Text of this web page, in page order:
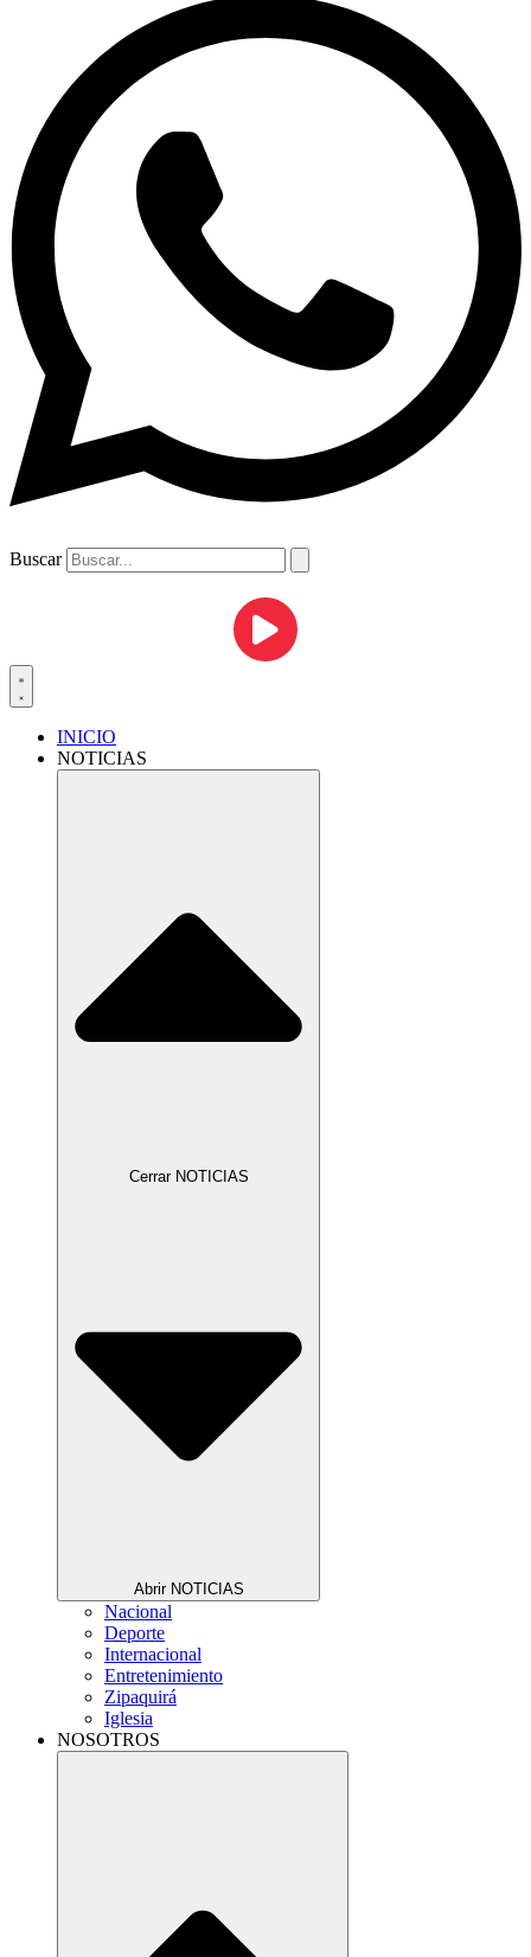
Buscar
INICIO
NOTICIAS
Cerrar NOTICIAS
Abrir NOTICIAS
Nacional
Deporte
Internacional
Entretenimiento
Zipaquirá
Iglesia
NOSOTROS